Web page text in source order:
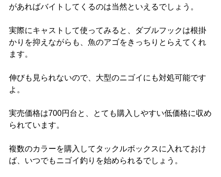
があればバイトしてくるのは当然といえるでしょう。
実際にキャストして使ってみると、ダブルフックは根掛
かりを抑えながらも、魚のアゴをきっちりとらえてくれ
ます。
伸びも見られないので、大型のニゴイにも対処可能です
よ。
実売価格は700円台と、とても購入しやすい低価格に収め
られています。
複数のカラーを購入してタックルボックスに入れておけ
ば、いつでもニゴイ釣りを始められるでしょう。